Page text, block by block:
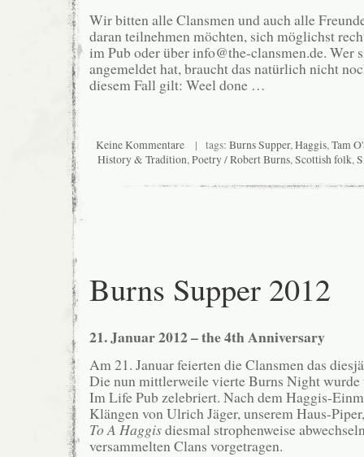
Wir bitten alle Clansmen und auch alle
daran teilnehmen möchten, sich möglichst
im Pub oder über info@the-clansmen.de. Wer
angemeldet hat, braucht das natürlich nicht
diesem Fall gilt: Weel done …
Keine Kommentare | tags: Burns Supper,Haggis,Tam
History & Tradition,Poetry / Robert Burns,Scottish folk,
Burns Supper 2012
21. Januar 2012 – the4th Anniversary
Am 21. Januar feierten die Clansmen das
Die nun mittlerweile vierte Burns Night
Im Life Pub zelebriert. Nach dem Haggis-
Klängen von Ulrich Jäger, unserem Haus-
To A Haggisdiesmal strophenweise
versammelten Clans vorgetragen.